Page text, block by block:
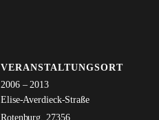
VERANSTALTUNGSORT
2006 – 2013
Elise-Averdieck-Straße
Rotenburg, 27356